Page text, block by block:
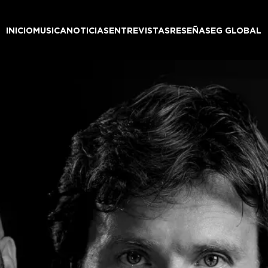
INICIOMUSICANOTICIASENTREVISTASRESEÑASEG GLOBAL